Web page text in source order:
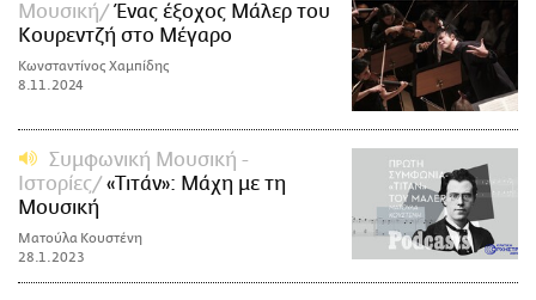
Μουσική
Ένας έξοχος Μάλερ του
Κουρεντζή στο Μέγαρο
Κωνσταντίνος Χαμπίδης
8.11.2024
Συμφωνική Μουσική -
Ιστορίες
«Τιτάν»: Μάχη με τη
Μουσική
Ματούλα Κουστένη
28.1.2023